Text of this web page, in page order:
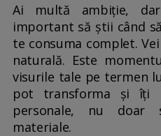
Ai multă ambiție,
important să știi când
te consuma complet.
naturală. Este
visurile tale pe termen
pot transforma și îți
personale, nu doar
materiale.